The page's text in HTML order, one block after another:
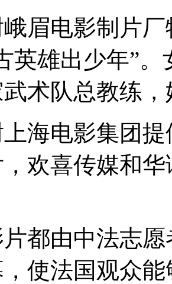
眉电影制片
英雄出少年”
术队总教练
海电影集团
欢喜传媒和
都由中法志
使法国观众